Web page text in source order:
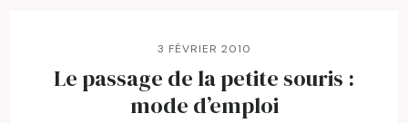
3 FÉVRIER 2010
Le passage de la petite souris :
mode d’emploi